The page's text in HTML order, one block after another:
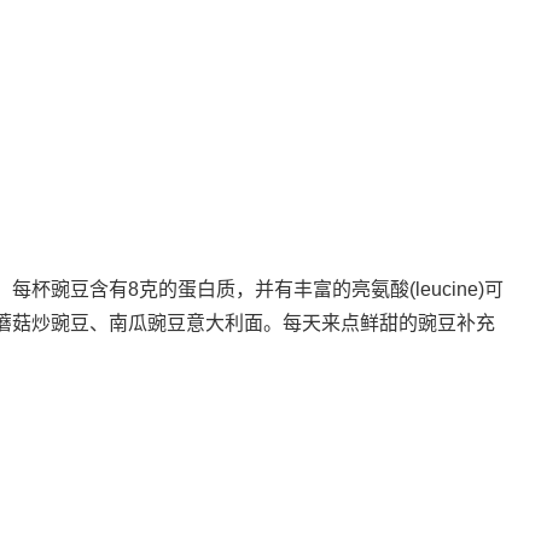
每杯豌豆含有8克的蛋白质，并有丰富的亮氨酸(leucine)可
炒豌豆、南瓜豌豆意大利面。每天来点鲜甜的豌豆补充